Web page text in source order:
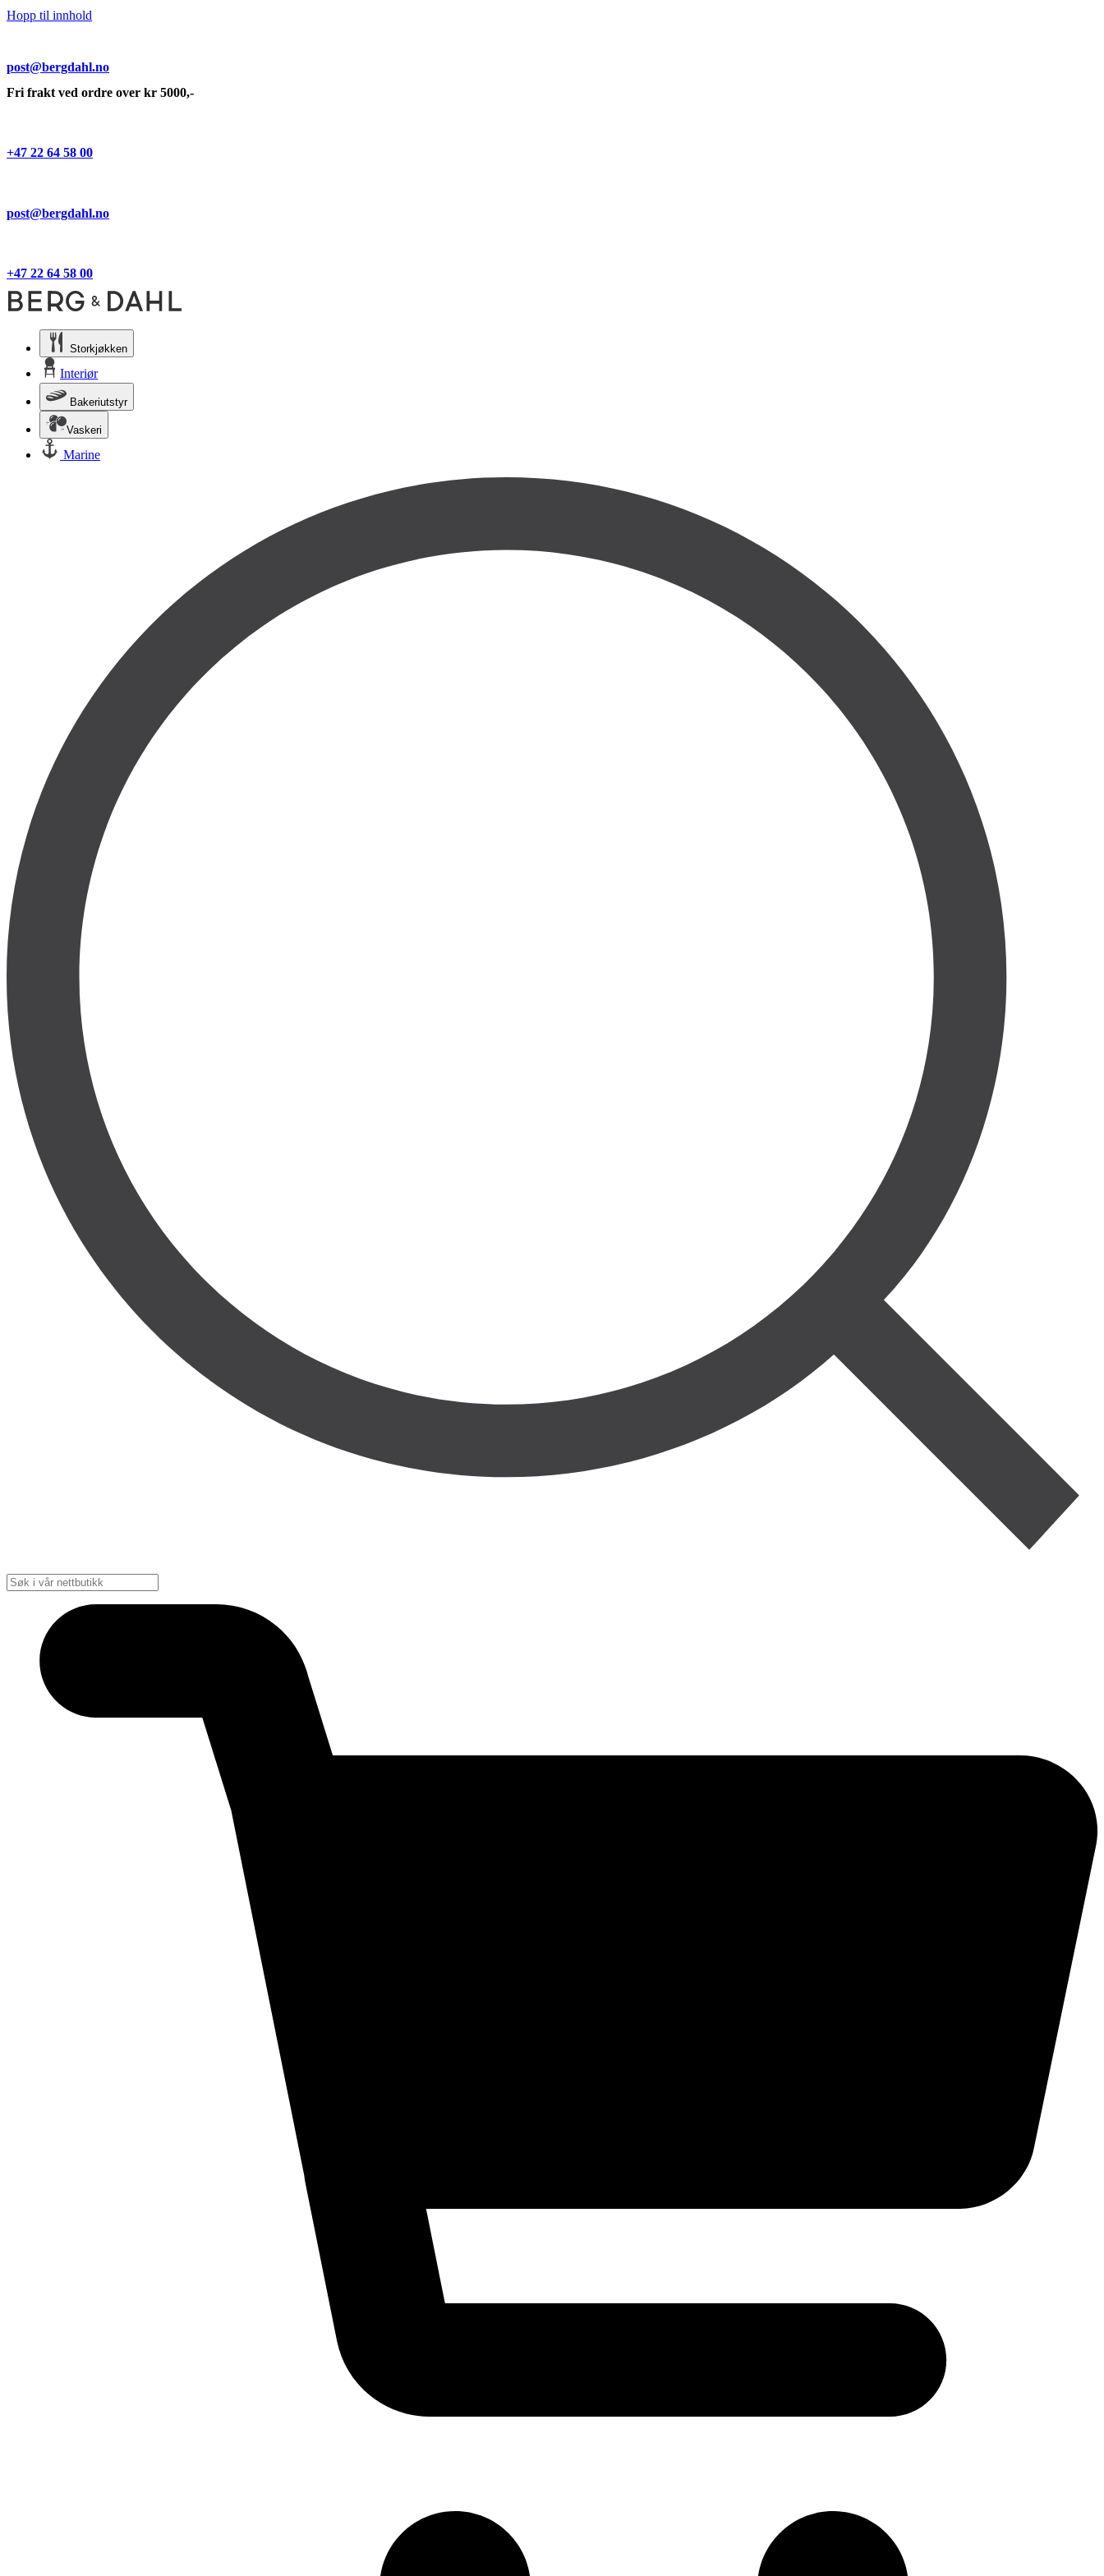
Hopp til innhold
post@bergdahl.no
Fri frakt ved ordre over kr 5000,-
+47 22 64 58 00
post@bergdahl.no
+47 22 64 58 00
Storkjøkken
Interiør
Bakeriutstyr
Vaskeri
Marine